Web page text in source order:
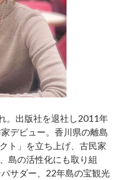
。出版社を退社し2011年
デビュー。香川県の離島
ト」を立ち上げ、古民家
島の活性化にも取り組
サダー、22年島の宝観光